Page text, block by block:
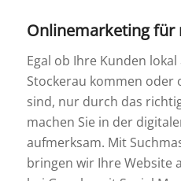
Onlinemarketing für
Egal ob Ihre Kunden
Stockerau kommen oder
sind, nur durch das
machen Sie in der
aufmerksam. Mit
bringen wir Ihre Website